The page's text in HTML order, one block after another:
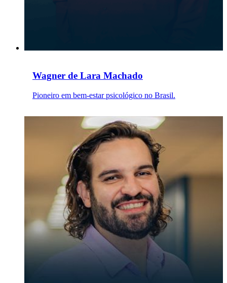
Wagner de Lara Machado
Pioneiro em bem-estar psicológico no Brasil.